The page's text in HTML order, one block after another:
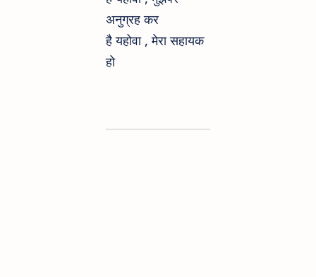
अनुग्रह कर
है यहोवा , मेरा सहायक
हो